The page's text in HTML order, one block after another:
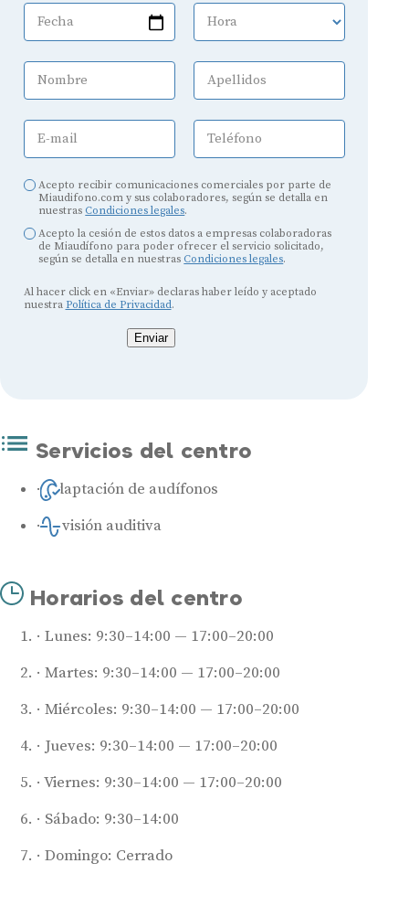
Fecha Hora
Nombre Apellidos
E-mail Teléfono
Acepto recibir comunicaciones comerciales por parte de
Miaudifono.com y sus colaboradores, según se detalla en
nuestras Condiciones legales.
Acepto la cesión de estos datos a empresas colaboradoras
de Miaudífono para poder ofrecer el servicio solicitado,
según se detalla en nuestras Condiciones legales.
Al hacer click en «Enviar» declaras haber leído y aceptado
nuestra Política de Privacidad.
Enviar
Servicios del centro
Adaptación de audífonos
Revisión auditiva
Horarios del centro
Lunes: 9:30–14:00 — 17:00–20:00
Martes: 9:30–14:00 — 17:00–20:00
Miércoles: 9:30–14:00 — 17:00–20:00
Jueves: 9:30–14:00 — 17:00–20:00
Viernes: 9:30–14:00 — 17:00–20:00
Sábado: 9:30–14:00
Domingo: Cerrado